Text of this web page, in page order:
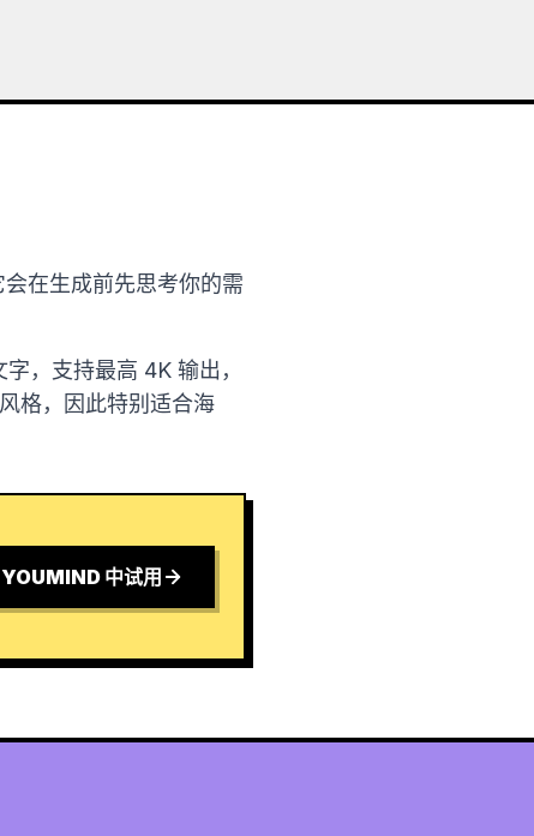
在生成前先思考你的需
，支持最高 4K 输出，
格，因此特别适合海
中试用